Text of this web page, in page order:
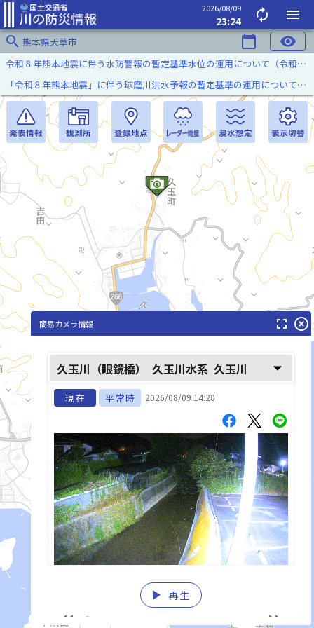
2026/08/09
23:24 autorenew
menu
search 熊本県天草市 calendar_today visibility
令和８年熊本地震に伴う水防警報の暫定基準水位の運用について（令和８年８月７日）
「令和８年熊本地震」に伴う球磨川洪水予報の暫定基準の運用について（令和８年８月５日）
簡易カメラ情報 fullscreen highlight_off
久玉川（眼鏡橋） 久玉川水系 久玉川 arrow_drop_down
現在 平常時 2026/08/09 14:20
play_arrow 再生
fast_rewind fast_forward